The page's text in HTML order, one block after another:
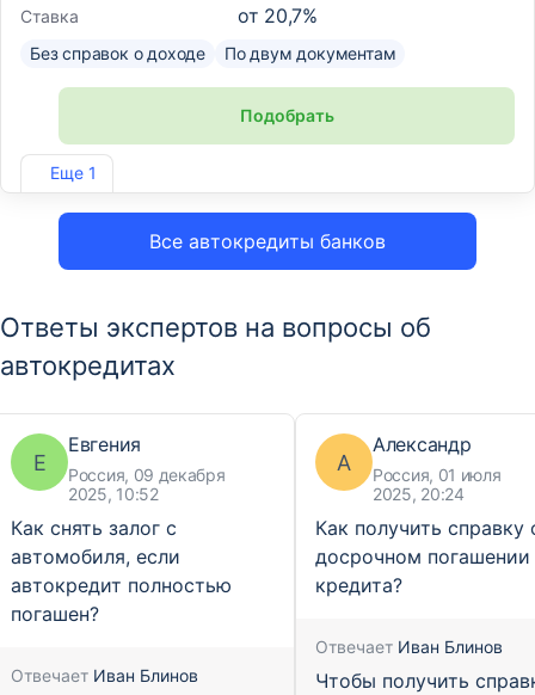
Все автокредиты банков
Еще 1
Ставка от 20,7%
Без справок о доходе По двум документам
Подобрать
Лиц. №2707
Ответы экспертов на вопросы об
автокредитах
Е
Евгения
Россия, 09 декабря
2025, 10:52
Как снять залог с
автомобиля, если
автокредит полностью
погашен?
Отвечает Иван Блинов
А
Александр
Россия, 01 июля
2025, 20:24
Как получить справку
досрочном погашении
кредита?
Отвечает Иван Блинов
Чтобы получить